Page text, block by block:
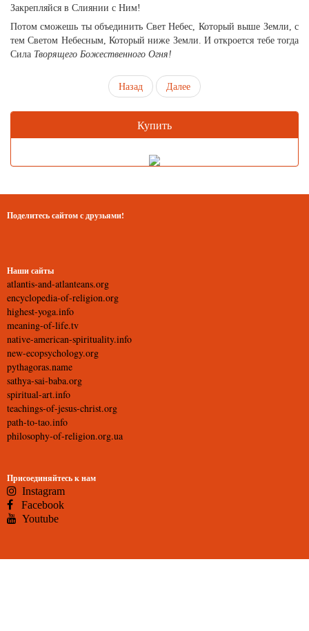
Закрепляйся в Слиянии с Ним!
Потом сможешь ты объединить Свет Небес, Который выше Земли, с
тем Светом Небесным, Который ниже Земли. И откроется тебе тогда
Сила Творящего Божественного Огня!
Назад Далее
Купить
Поделитесь сайтом с друзьями!
Наши сайты
atlantis-and-atlanteans.org
encyclopedia-of-religion.org
highest-yoga.info
meaning-of-life.tv
native-american-spirituality.info
new-ecopsychology.org
pythagoras.name
sathya-sai-baba.org
spiritual-art.info
teachings-of-jesus-christ.org
path-to-tao.info
philosophy-of-religion.org.ua
Присоединяйтесь к нам
Instagram
Facebook
Youtube